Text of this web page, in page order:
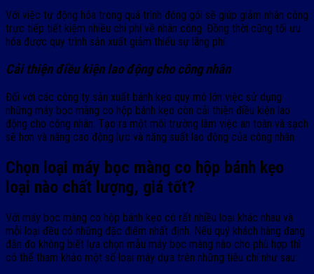
Với việc tự động hóa trong quá trình đóng gói sẽ giúp giảm nhân công
trực tiếp tiết kiệm nhiều chi phí về nhân công. Đồng thời cũng tối ưu
hóa được quy trình sản xuất giảm thiểu sự lãng phí.
Cải thiện điều kiện lao động cho công nhân
Đối với các công ty sản xuất bánh kẹo quy mô lớn việc sử dụng
những máy bọc màng co hộp bánh kẹo còn cải thiện điều kiện lao
động cho công nhân. Tạo ra một môi trường làm việc an toàn và sạch
sẽ hơn và nâng cao động lực và năng suất lao động của công nhân.
Chọn loại máy bọc màng co hộp bánh kẹo
loại nào chất lượng, giá tốt?
Với máy bọc màng co hộp bánh kẹo có rất nhiều loại khác nhau và
mỗi loại đều có những đặc điểm nhất định. Nếu quý khách hàng đang
đắn đo không biết lựa chọn mẫu máy bọc màng nào cho phù hợp thì
có thể tham khảo một số loại máy dựa trên những tiêu chí như sau: